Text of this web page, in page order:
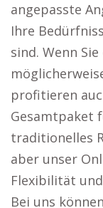
angepasste
Ihre
sind. Wenn
profitieren
Gesamtpaket
traditionelles
aber unser
Flexibilität
Bei uns